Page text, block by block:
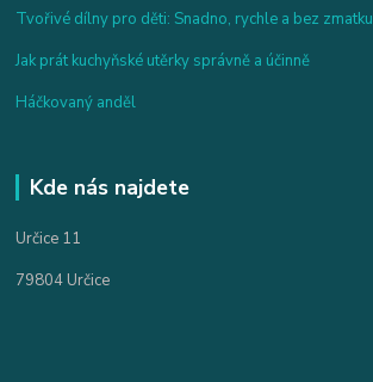
Tvořivé dílny pro děti: Snadno, rychle a bez zmatku
Jak prát kuchyňské utěrky správně a účinně
Háčkovaný anděl
Kde nás najdete
Určice 11
79804 Určice